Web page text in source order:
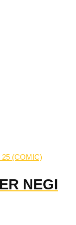
NEGI